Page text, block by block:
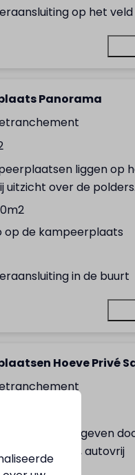
op het veld
Panorama
liggen op
uitzicht over de polders.
op de kampeerplaats
in de buurt
Hoeve Privé
plaats omgeven
autovrij